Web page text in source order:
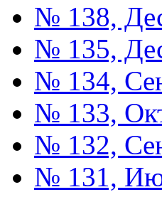
№ 138,
№ 135,
№ 134,
№ 133,
№ 132,
№ 131,